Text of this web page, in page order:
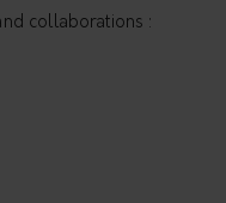
collaborations :